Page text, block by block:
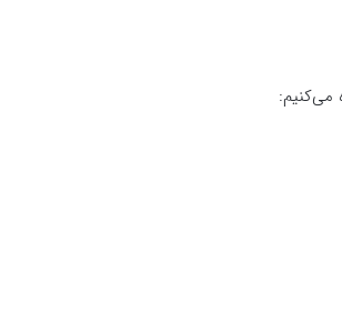
می‌کنیم: